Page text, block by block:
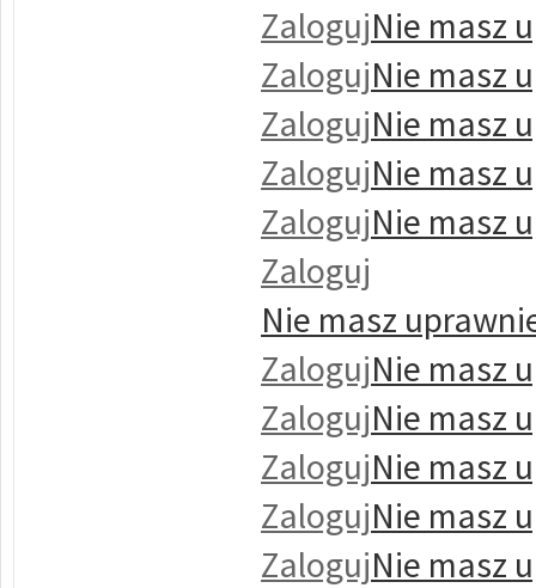
ZalogujNie masz
ZalogujNie masz
ZalogujNie masz
ZalogujNie masz
ZalogujNie masz
Zaloguj
Nie masz
ZalogujNie masz
ZalogujNie masz
ZalogujNie masz
ZalogujNie masz
ZalogujNie masz